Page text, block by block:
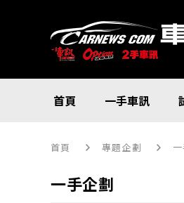
首頁 一手車訊
首頁 專題企劃
一手企劃